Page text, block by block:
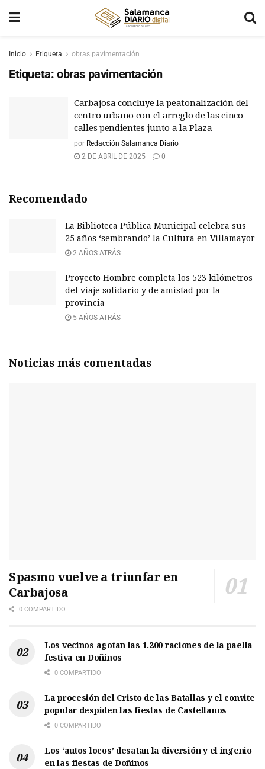
Inicio Etiqueta obras pavimentación
Etiqueta: obras pavimentación
Carbajosa concluye la peatonalización del
centro urbano con el arreglo de las cinco
calles pendientes junto a la Plaza
por Redacción Salamanca Diario
2 DE ABRIL DE 2025
0
Recomendado
La Biblioteca Pública Municipal celebra sus
25 años ‘sembrando’ la Cultura en Villamayor
2 AÑOS ATRÁS
Proyecto Hombre completa los 523 kilómetros
del viaje solidario y de amistad por la
provincia
5 AÑOS ATRÁS
Noticias más comentadas
Spasmo vuelve a triunfar en
Carbajosa
0 COMPARTIDO
Los vecinos agotan las 1.200 raciones de la paella
festiva en Doñinos
0 COMPARTIDO
La procesión del Cristo de las Batallas y el convite
popular despiden las fiestas de Castellanos
0 COMPARTIDO
Los ‘autos locos’ desatan la diversión y el ingenio
en las fiestas de Doñinos